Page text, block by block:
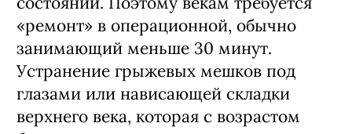
«ремонт» в операционной, обычно
занимающий меньше 30 минут.
Устранение грыжевых мешков под
глазами или нависающей складки
верхнего века, которая с возрастом